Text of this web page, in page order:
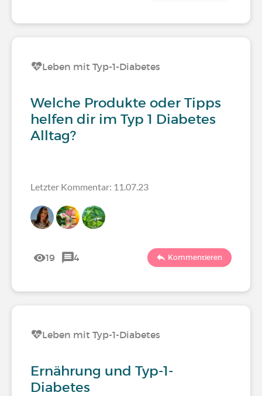
Leben mit Typ-1-Diabetes
Welche Produkte oder Tipps
helfen dir im Typ 1 Diabetes
Alltag?
Letzter Kommentar: 11.07.23
19 4 Kommentieren
Leben mit Typ-1-Diabetes
Ernährung und Typ-1-
Diabetes